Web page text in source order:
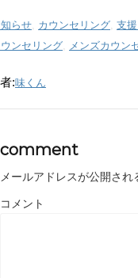
らせ, カウンセリング, 支
ンセリング, メンズカウン
:味くん
comment
メールアドレスが公開され
コメント